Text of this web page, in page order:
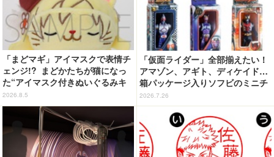
「まどマギ」アイマスクで表情チ
ェンジ!? まどかたちが猫になっ
た“アイマスク付きぬいぐるみキ
ーホルダー”が登場
2026.8.5
「仮面ライダー」全部揃えたい！
アマゾン、アギト、ディケイド…
箱パッケージ入りソフビのミニチ
ュアが登場
2026.7.26